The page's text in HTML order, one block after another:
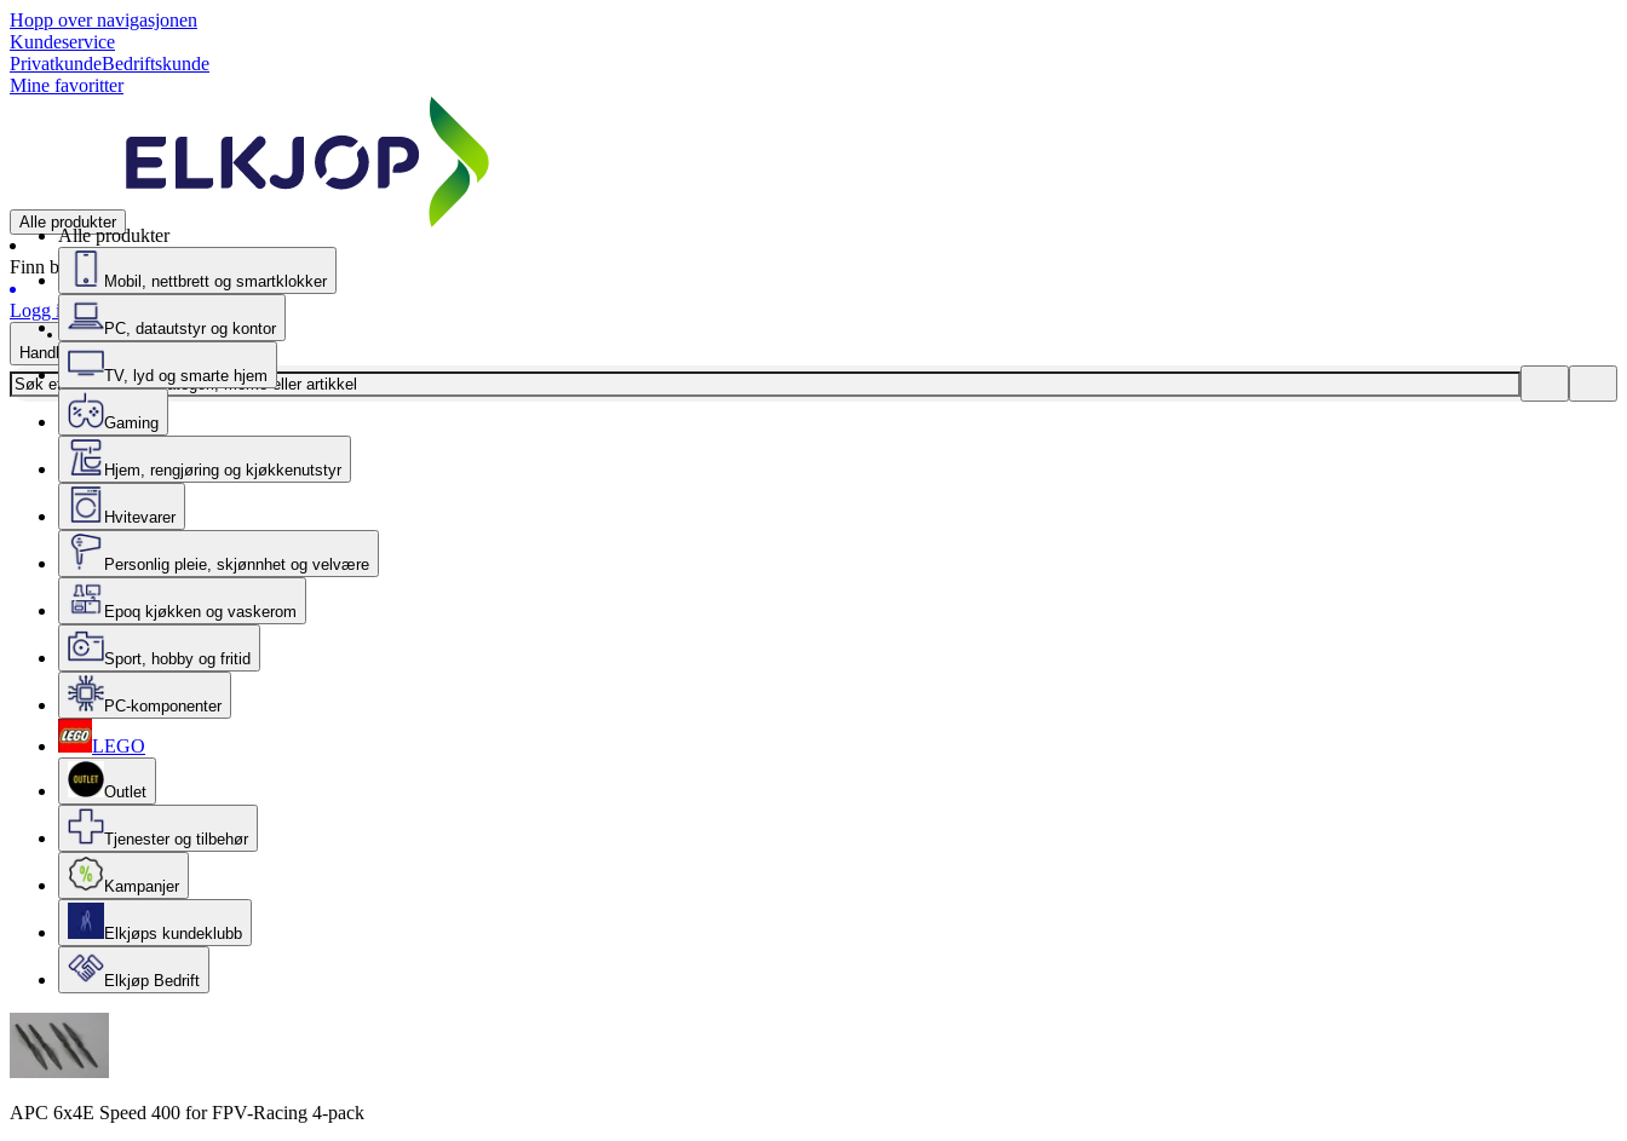
Hopp over navigasjonen
Kundeservice
PrivatkundeBedriftskunde
Mine favoritter
Alle produkter
Finn butikk
Logg inn
Handlekurv
Alle produkter
Mobil, nettbrett og smartklokker
PC, datautstyr og kontor
TV, lyd og smarte hjem
Gaming
Hjem, rengjøring og kjøkkenutstyr
Hvitevarer
Personlig pleie, skjønnhet og velvære
Epoq kjøkken og vaskerom
Sport, hobby og fritid
PC-komponenter
LEGO
Outlet
Tjenester og tilbehør
Kampanjer
Elkjøps kundeklubb
Elkjøp Bedrift
APC 6x4E Speed 400 for FPV-Racing 4-pack